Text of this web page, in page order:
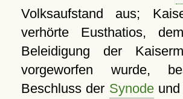
Volksaufstand aus;
verhörte Eusthatios,
Beleidigung der
vorgeworfen wurde,
Beschluss der Synodeund